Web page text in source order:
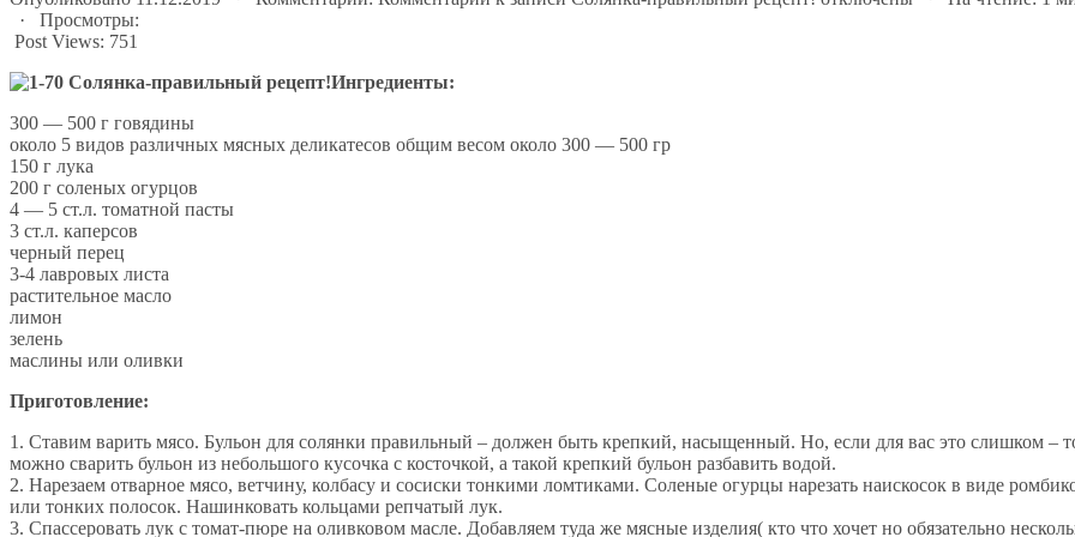
· Просмотры:
Post Views: 751
Ингредиенты:
300 — 500 г говядины
около 5 видов различных мясных деликатесов общим весом около 300 — 500 гр
150 г лука
200 г соленых огурцов
4 — 5 ст.л. томатной пасты
3 ст.л. каперсов
черный перец
3-4 лавровых листа
растительное масло
лимон
зелень
маслины или оливки
Приготовление:
1. Ставим варить мясо. Бульон для солянки правильный – должен быть крепкий, насыщенный. Но, если для вас это слишком –
можно сварить бульон из небольшого кусочка с косточкой, а такой крепкий бульон разбавить водой.
2. Нарезаем отварное мясо, ветчину, колбасу и сосиски тонкими ломтиками. Соленые огурцы нарезать наискосок в виде
или тонких полосок. Нашинковать кольцами репчатый лук.
3. Спассеровать лук с томат-пюре на оливковом масле. Добавляем туда же мясные изделия( кто что хочет но обязательно